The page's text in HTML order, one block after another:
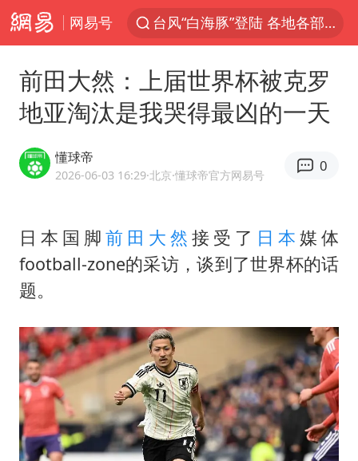
网易号
台风“白海豚”登陆 各地各部门全力应对
大疆错失宇树：曾是宇树最大外部股东
路虎卫士110 HSE限时降价
上海鼓励居家办公
部分银行上调存款利率
新疆生产建设兵团生态环境局原局长被查
费大厨口号更改 不再宣传小炒肉大王
周星驰妈妈现身香港首映礼
上海地铁4条线路全线停运
5万小车卖不动 微型代步车集体遇冷
4.2平卫生间补漏注胶花1.55万
前田大然：上届世界杯被克罗
地亚淘汰是我哭得最凶的一天
懂球帝
2026-06-03 16:29·北京·懂球帝官方网易号
0
日本国脚 前田大然接受了 日本媒体
football-zone的采访，谈到了世界杯的话
题。